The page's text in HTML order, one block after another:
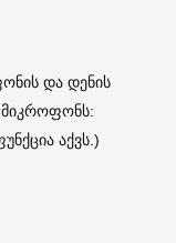
და დენის
მიკროფონს:
აქვს.)